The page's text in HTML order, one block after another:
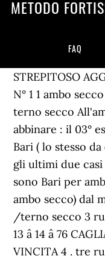
METODO
FAQ
STREPITOSO
N° 1 1 ambo
terno secco
abbinare : il 03°
Bari ( lo stesso
gli ultimi due
sono Bari per
ambo secco) dal
/terno secco 3
13 â 14 â 76
VINCITA 4 . tre